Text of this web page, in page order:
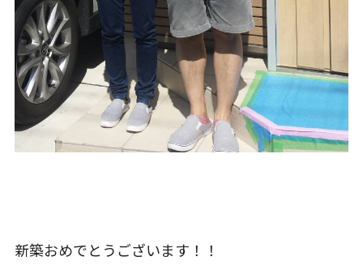
新築おめでとうございます！！